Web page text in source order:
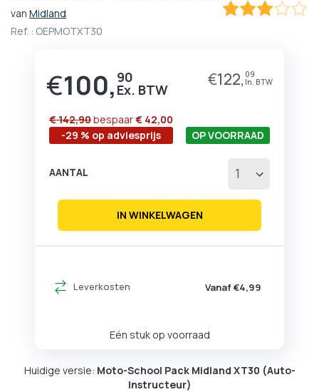
van Midland
Ref. : OEPMOTXT30
Leverkosten Vanaf €4,99
€100, 90 €122, 09
-29 % op adviesprijs
€ 142,90bespaar€ 42,00
Eén stuk op voorraad
OP VOORRAAD
AANTAL
IN WINKELWAGEN
Huidige versie: Moto-School Pack Midland XT30 (Auto-
Instructeur)
het
begin
afbeeldingen-